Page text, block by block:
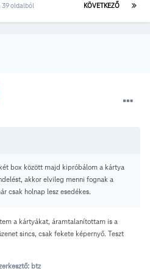
KÖVETKEZŐ
39 oldalból
box között majd kipróbálom a kártya
akkor elvileg menni fognak a
csak holnap lesz esedékes.
a kártyákat, áramtalanítottam is a
sincs, csak fekete képernyő. Teszt
btz